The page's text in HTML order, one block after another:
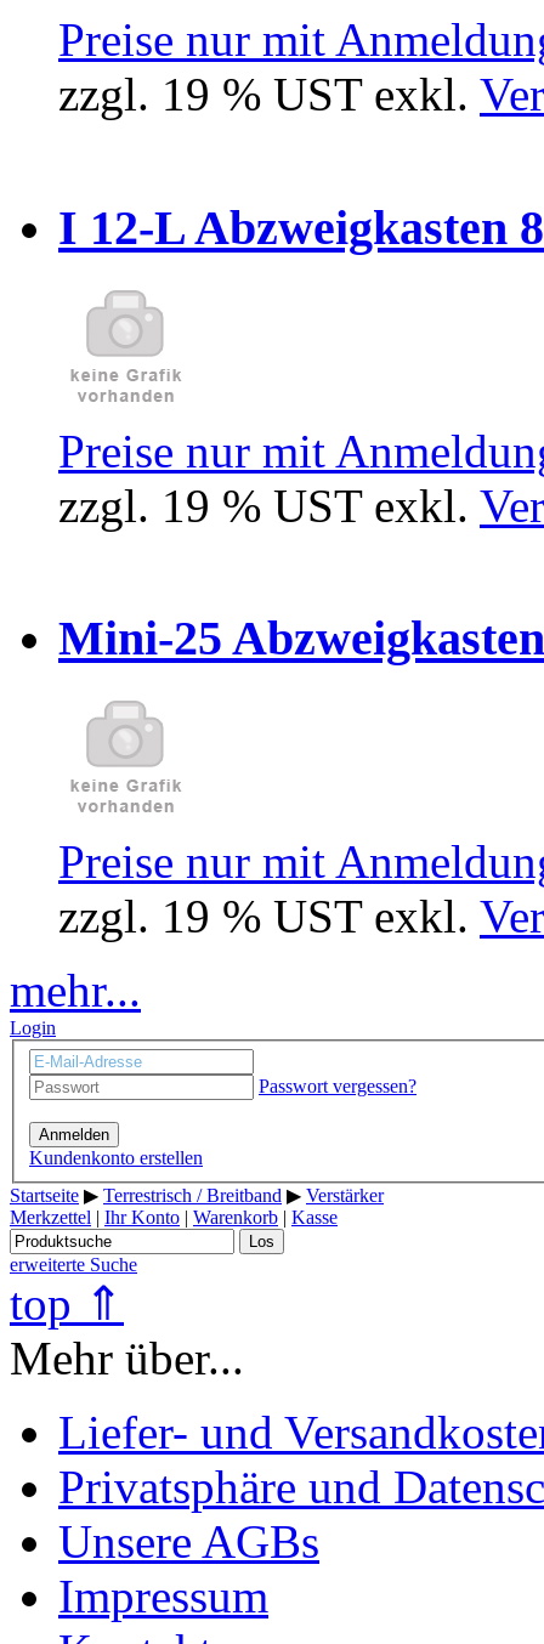
Preise nur mit
zzgl. 19 % UST exkl.
I 12-L Abzweigkasten
Preise nur mit
zzgl. 19 % UST exkl.
Mini-25
Preise nur mit
zzgl. 19 % UST exkl.
mehr...
Login
Passwort vergessen?
Anmelden
Kundenkonto erstellen
Startseite ▶ Terrestrisch / Breitband ▶ Verstärker
Merkzettel | Ihr Konto | Warenkorb | Kasse
Los
erweiterte Suche
top ⇑
Mehr über...
Liefer- und
Privatsphäre und
Unsere AGBs
Impressum